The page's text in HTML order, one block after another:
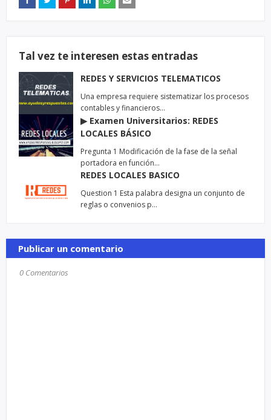
Tal vez te interesen estas entradas
REDES Y SERVICIOS TELEMATICOS
Una empresa requiere sistematizar los procesos
contables y financieros…
▶ Examen Universitarios: REDES
LOCALES BÁSICO
Pregunta 1 Modificación de la fase de la señal
portadora en función…
REDES LOCALES BASICO
Question 1 Esta palabra designa un conjunto de
reglas o convenios p…
Publicar un comentario
0 Comentarios